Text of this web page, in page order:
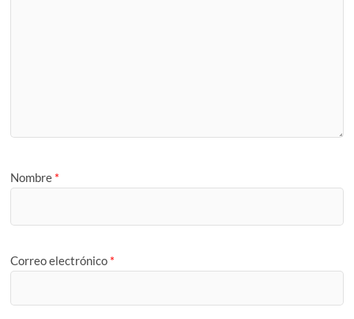
Nombre *
Correo electrónico *